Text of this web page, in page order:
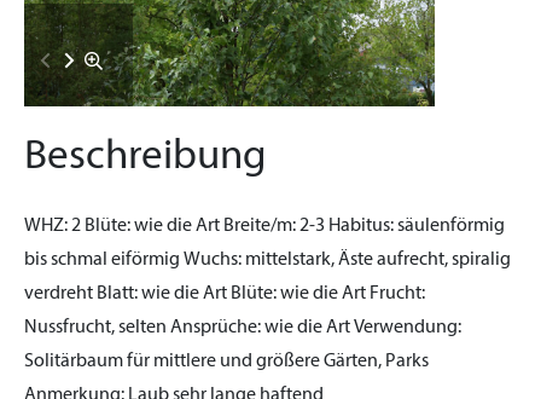
Beschreibung
WHZ:2 Blüte:wie die Art Breite/m:2-3 Habitus:säulenförmig
bis schmal eiförmig Wuchs: mittelstark, Äste aufrecht, spiralig
verdreht Blatt:wie die Art Blüte:wie die Art Frucht:
Nussfrucht, selten Ansprüche:wie die ArtVerwendung:
Solitärbaum für mittlere und größere Gärten, Parks